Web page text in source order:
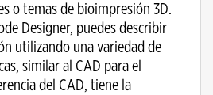
o temas de bioimpresión 3D.
Designer, puedes describir
utilizando una variedad de
similar al CAD para el
del CAD, tiene la